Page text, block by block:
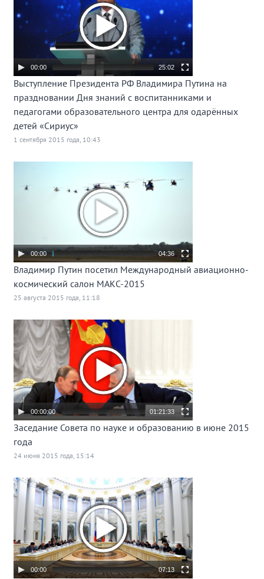
00:00 25:02
Выступление Президента РФ Владимира Путина на
праздновании Дня знаний с воспитанниками и
педагогами образовательного центра для одарённых
детей «Сириус»
1 сентября 2015 года, 10:43
00:00 04:36
Владимир Путин посетил Международный авиационно-
космический салон МАКС-2015
25 августа 2015 года, 11:18
00:00:00 01:21:33
Заседание Совета по науке и образованию в июне 2015
года
24 июня 2015 года, 15:14
00:00 07:13